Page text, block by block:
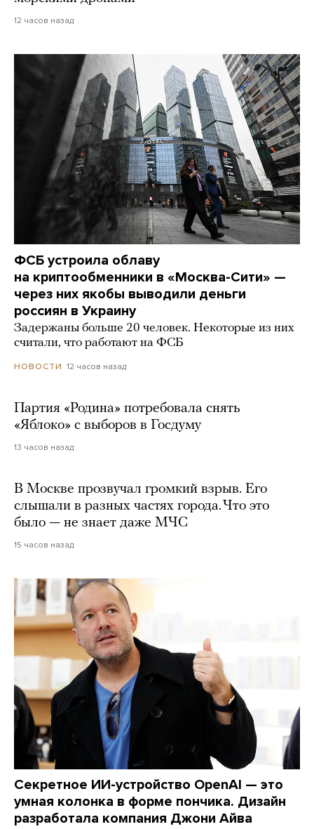
12 часов назад
ФСБ устроила облаву
на криптообменники в «Москва-Сити» —
через них якобы выводили деньги
россиян в Украину
Задержаны больше 20 человек. Некоторые из них
считали, что работают на ФСБ
НОВОСТИ 12 часов назад
Партия «Родина» потребовала снять
«Яблоко» с выборов в Госдуму
13 часов назад
В Москве прозвучал громкий взрыв. Его
слышали в разных частях города. Что это
было — не знает даже МЧС
15 часов назад
Секретное ИИ-устройство OpenAI — это
умная колонка в форме пончика. Дизайн
разработала компания Джони Айва